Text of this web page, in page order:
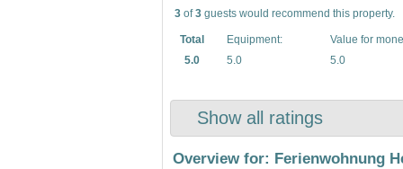
3 of3 guests would recommend this property.
Total
5.0
Equipment:
5.0
Value for
5.0
Show all ratings
Overview for: Ferienwohnung